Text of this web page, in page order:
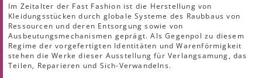
Im Zeitalter der Fast Fashion ist die Herstellung von
Kleidungsstücken durch globale Systeme des Raubbaus von
Ressourcen und deren Entsorgung sowie von
Ausbeutungsmechanismen geprägt. Als Gegenpol zu diesem
Regime der vorgefertigten Identitäten und Warenförmigkeit
stehen die Werke dieser Ausstellung für Verlangsamung, das
Teilen, Reparieren und Sich-Verwandelns.